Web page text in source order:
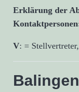
Erklärung der
V: = Stellvertreter,
Balingen